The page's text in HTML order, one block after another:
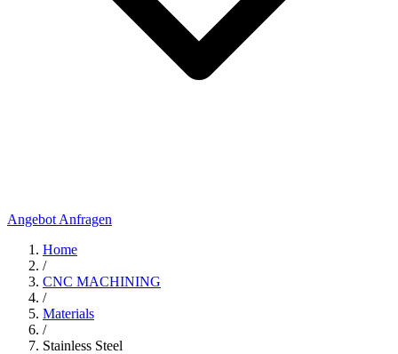
Angebot Anfragen
Home
/
CNC MACHINING
/
Materials
/
Stainless Steel